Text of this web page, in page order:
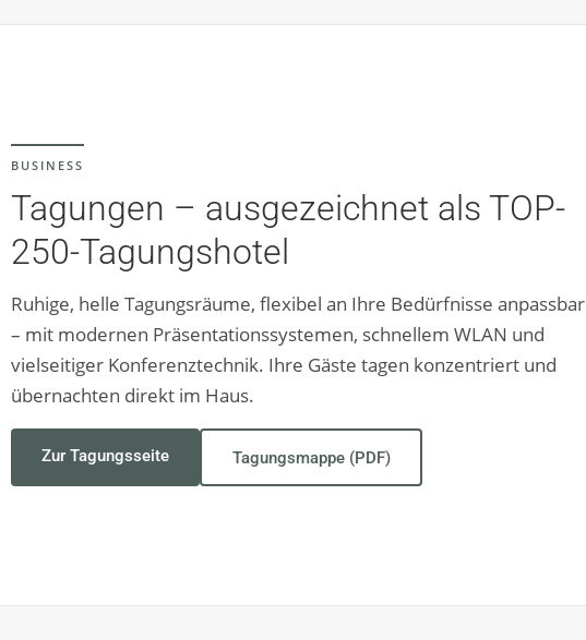
BUSINESS
Tagungen – ausgezeichnet als TOP-
250-Tagungshotel
Ruhige, helle Tagungsräume, flexibel an Ihre Bedürfnisse anpassbar
– mit modernen Präsentationssystemen, schnellem WLAN und
vielseitiger Konferenztechnik. Ihre Gäste tagen konzentriert und
übernachten direkt im Haus.
Zur Tagungsseite Tagungsmappe (PDF)